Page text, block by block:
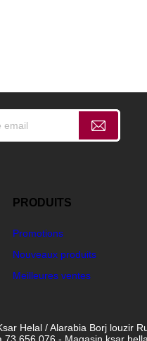
PRODUITS
Promotions
Nouveaux produits
Meilleures ventes
Helal / Alarabia Borj louzir